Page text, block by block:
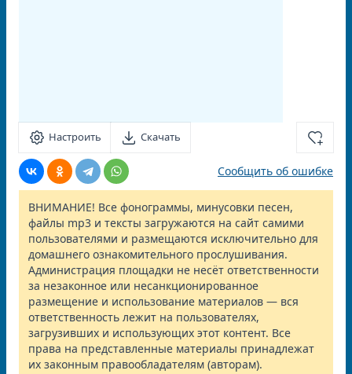
Настроить Скачать
Сообщить об ошибке
ВНИМАНИЕ! Все фонограммы, минусовки песен,
файлы mp3 и тексты загружаются на сайт самими
пользователями и размещаются исключительно для
домашнего ознакомительного прослушивания.
Администрация площадки не несёт ответственности
за незаконное или несанкционированное
размещение и использование материалов — вся
ответственность лежит на пользователях,
загрузивших и использующих этот контент. Все
права на представленные материалы принадлежат
их законным правообладателям (авторам).